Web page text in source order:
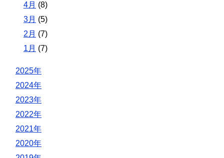
4月 (8)
3月 (5)
2月 (7)
1月 (7)
2025年
2024年
2023年
2022年
2021年
2020年